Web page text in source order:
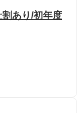
あり/初年度